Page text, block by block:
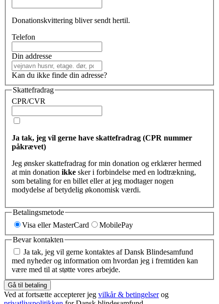
Donationskvittering bliver sendt hertil.
Telefon
Din addresse
Kan du ikke finde din adresse?
Skattefradrag
CPR/CVR
Ja tak, jeg vil gerne have skattefradrag (CPR nummer
påkrævet)
Jeg ønsker skattefradrag for min donation og erklærer hermed
at min donation ikke sker i forbindelse med en lodtrækning,
som betaling for en billet eller at jeg modtager nogen
modydelse af betydelig økonomisk værdi.
Betalingsmetode
Visa eller MasterCard
MobilePay
Bevar kontakten
Ja tak, jeg vil gerne kontaktes af Dansk Blindesamfund
med nyheder og information om hvordan jeg i fremtiden kan
være med til at støtte vores arbejde.
Gå til betaling
Ved at fortsætte accepterer jeg vilkår & betingelserog